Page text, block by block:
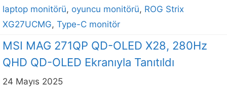
laptop monitörü, oyuncu monitörü, ROG Strix
XG27UCMG, Type-C monitör
MSI MAG 271QP QD-OLED X28, 280Hz
QHD QD-OLED Ekranıyla Tanıtıldı
24 Mayıs 2025